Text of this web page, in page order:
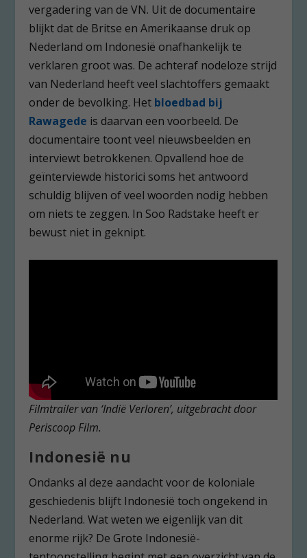
vergadering van de VN. Uit de documentaire
blijkt dat de Britse en Amerikaanse druk op
Nederland om Indonesië onafhankelijk te
verklaren groot was. De achteraf nodeloze strijd
van Nederland heeft veel slachtoffers gemaakt
onder de bevolking. Het bloedbad bij
Rawagede is daarvan een voorbeeld. De
documentaire toont veel nieuwsbeelden en
interviewt betrokkenen. Opvallend hoe de
geïnterviewde historici soms het antwoord
schuldig blijven of veel woorden nodig hebben
om niets te zeggen. In Soo Radstake heeft er
bewust niet in geknipt.
Filmtrailer van ‘Indië Verloren’, uitgebracht door
Periscoop Film.
Indonesië nu
Ondanks al deze aandacht voor de koloniale
geschiedenis blijft Indonesië toch ongekend in
Nederland. Wat weten we eigenlijk van dit
enorme rijk? De Grote Indonesië-